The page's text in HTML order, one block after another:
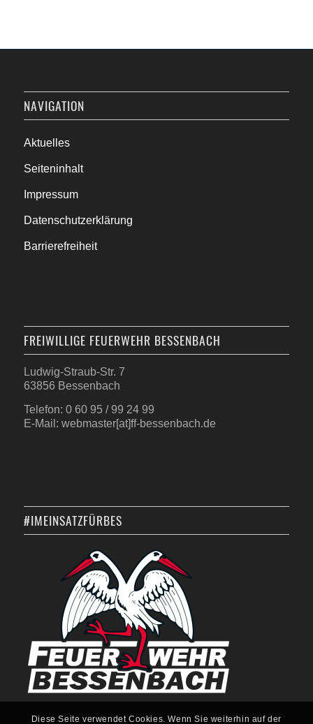
NAVIGATION
Aktuelles
Seiteninhalt
Impressum
Datenschutzerklärung
Barrierefreiheit
FREIWILLIGE FEUERWEHR BESSENBACH
Ludwig-Straub-Str. 7
63856 Bessenbach
Telefon: 0 60 95 / 99 24 99
E-Mail: webmaster[at]ff-bessenbach.de
#IMEINSATZFÜRBES
Diese Seite verwendet Cookies. Wenn Sie weiterhin auf der